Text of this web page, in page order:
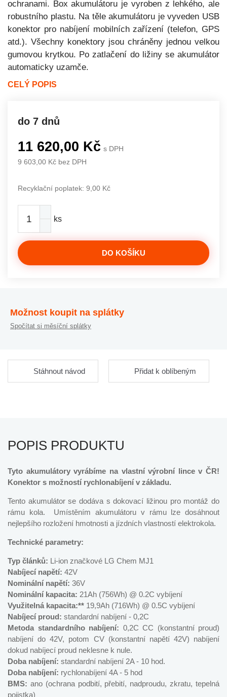
ochranami. Box akumulátoru je vyroben z lehkého, ale
robustního plastu. Na těle akumulátoru je vyveden USB
konektor pro nabíjení mobilních zařízení (telefon, GPS
atd.). Všechny konektory jsou chráněny jednou velkou
gumovou krytkou. Po zatlačení do ližiny se akumulátor
automaticky uzamče.
CELÝ POPIS
do 7 dnů
11 620,00 Kč s DPH
9 603,00 Kč bez DPH
Recyklační poplatek: 9,00 Kč
ks
DO KOŠÍKU
Možnost koupit na splátky
Spočítat si měsíční splátky
Stáhnout návod Přidat k oblíbeným
POPIS PRODUKTU
Tyto akumulátory vyrábíme na vlastní výrobní lince v ČR!
Konektor s možností rychlonabíjení v základu.
Tento akumulátor se dodáva s dokovací ližinou pro montáž do
rámu kola. Umístěním akumulátoru v rámu lze dosáhnout
nejlepšího rozložení hmotnosti a jízdních vlastností elektrokola.
Technické parametry:
Typ článků: Li-ion značkové LG Chem MJ1
Nabíjecí napětí: 42V
Nominální napětí: 36V
Nominální kapacita: 21Ah (756Wh) @ 0.2C vybíjení
Využitelná kapacita:** 19,9Ah (716Wh) @ 0.5C vybíjení
Nabíjecí proud: standardní nabíjení - 0,2C
Metoda standardního nabíjení: 0,2C CC (konstantní proud)
nabíjení do 42V, potom CV (konstantní napětí 42V) nabíjení
dokud nabíjecí proud neklesne k nule.
Doba nabíjení: standardní nabíjení 2A - 10 hod.
Doba nabíjení: rychlonabíjení 4A - 5 hod
BMS: ano (ochrana podbití, přebití, nadproudu, zkratu, tepelná
pojistka)